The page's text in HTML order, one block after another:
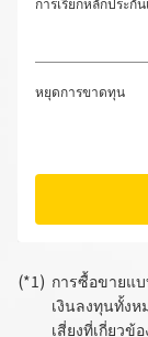
หยุดการขาดทุน
การซื้อขายแบ
เงินลงทุนทั้ง
เสี่ยงที่เกี่ยวข้